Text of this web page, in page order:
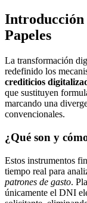
Introducción
Papeles
La transformación
redefinido los
crediticios
que sustituyen
marcando una
convencionales.
¿Qué son y
Estos instrumentos
tiempo real para
patrones de gasto.
únicamente el DNI